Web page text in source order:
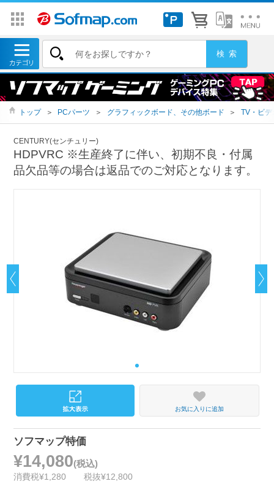
トップ ＞ PCパーツ ＞ グラフィックボード、その他ボード ＞ TV・ビ
CENTURY(センチュリー)
HDPVRC ※生産終了に伴い、初期不良・付属
品欠品等の場合は返品でのご対応となります。
お気に入りに追加
ソフマップ特価
¥14,080(税込)
消費税¥1,280 税抜¥12,800